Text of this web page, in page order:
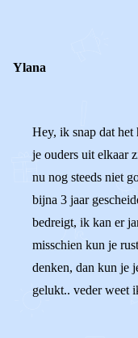
Ylana
Hey, ik snap dat het
je ouders uit elkaar
nu nog steeds niet
bijna 3 jaar
bedreigt, ik kan er
misschien kun je
denken, dan kun je
gelukt.. veder weet